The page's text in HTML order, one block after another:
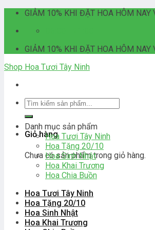
Skip
content
GIẢM 10% KHI ĐẶT HOA HÔM NAY
GIẢM 10% KHI ĐẶT HOA HÔM NAY
Shop Hoa Tươi Tây Ninh
Tìm
kiếm:
Giỏ hàng
Chưa có sản phẩm trong giỏ hàng.
Danh mục sản phẩm
Hoa Tươi Tây Ninh
Hoa Tặng 20/10
Hoa Sinh Nhật
Hoa Khai Trương
Hoa Chia Buồn
Hoa Tươi Tây Ninh
Hoa Tặng 20/10
Hoa Sinh Nhật
Hoa Khai Trương